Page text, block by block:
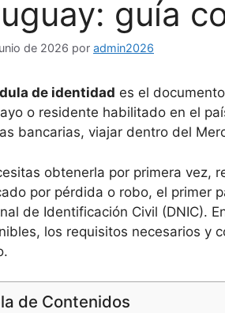
guía
de 2026 por admin2026
de identidad es el
o residente habilitado en el
bancarias, viajar dentro del
obtenerla por primera vez,
por pérdida o robo, el primer
de Identificación Civil (DNIC).
los requisitos necesarios y
de Contenidos